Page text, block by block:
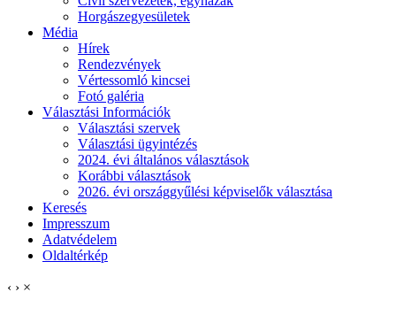
Horgászegyesületek
Média
Hírek
Rendezvények
Vértessomló kincsei
Fotó galéria
Választási Információk
Választási szervek
Választási ügyintézés
2024. évi általános választások
Korábbi választások
2026. évi országgyűlési képviselők választása
Keresés
Impresszum
Adatvédelem
Oldaltérkép
‹ › ×